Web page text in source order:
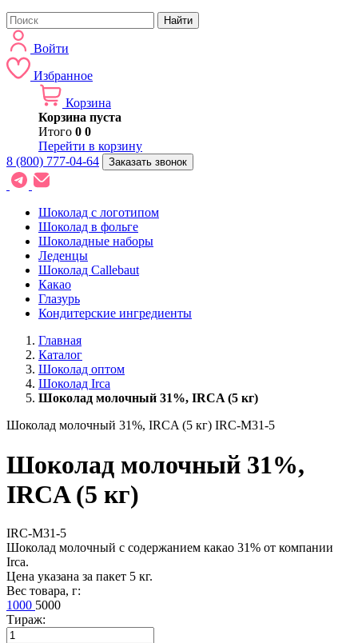
Найти
Войти
Избранное
Корзина
Корзина пуста
Итого 0 0
Перейти в корзину
8 (800) 777-04-64
Заказать звонок
Шоколад с логотипом
Шоколад в фольге
Шоколадные наборы
Леденцы
Шоколад Callebaut
Какао
Глазурь
Кондитерские ингредиенты
Главная
Каталог
Шоколад оптом
Шоколад Irca
Шоколад молочный 31%, IRCA (5 кг)
Шоколад молочный 31%, IRCA (5 кг) IRC-M31-5
Шоколад молочный 31%,
IRCA (5 кг)
IRC-M31-5
Шоколад молочный с содержанием какао 31% от компании
Irca.
Цена указана за пакет 5 кг.
Вес товара, г:
1000 5000
Тираж: